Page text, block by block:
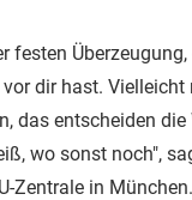
festen
dir hast. Vielleicht
das entscheiden
wo sonst noch",
Zentrale in